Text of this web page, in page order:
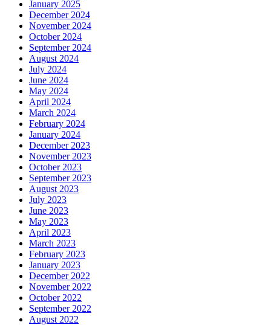
January 2025
December 2024
November 2024
October 2024
September 2024
August 2024
July 2024
June 2024
May 2024
April 2024
March 2024
February 2024
January 2024
December 2023
November 2023
October 2023
September 2023
August 2023
July 2023
June 2023
May 2023
April 2023
March 2023
February 2023
January 2023
December 2022
November 2022
October 2022
September 2022
August 2022